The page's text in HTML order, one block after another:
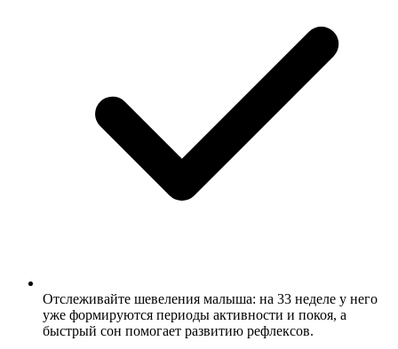
Отслеживайте шевеления малыша: на 33 неделе у него
уже формируются периоды активности и покоя, а
быстрый сон помогает развитию рефлексов.